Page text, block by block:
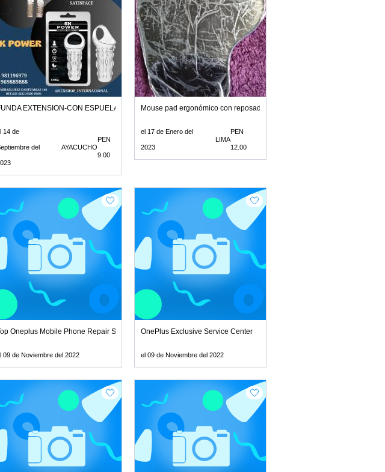
LA EYACULACION-SEXSHOP MIRAFLORES 981196979
EXTENSION-CON ESPUELAS DE SILICONA-ANILLO -SEXSHOP MIRAFLORES 981196979
14 de
del AYACUCHO
PEN
9.00
Mouse pad ergonómico con reposador de muñeca
el 17 de Enero del
2023
LIMA
PEN
12.00
Oneplus Mobile Phone Repair Services in Vizag
09 de Noviembre del 2022
OnePlus Exclusive Service Center
el 09 de Noviembre del 2022